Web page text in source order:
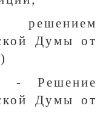
Думы от
- Решение
Думы от